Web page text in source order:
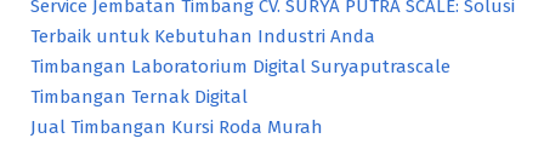
Service Jembatan Timbang CV. SURYA PUTRA SCALE: Solusi
Terbaik untuk Kebutuhan Industri Anda
Timbangan Laboratorium Digital Suryaputrascale
Timbangan Ternak Digital
Jual Timbangan Kursi Roda Murah